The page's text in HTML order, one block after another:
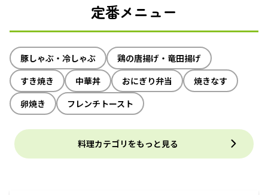
定番メニュー
豚しゃぶ・冷しゃぶ
鶏の唐揚げ・竜田揚げ
すき焼き
中華丼 おにぎり弁当
焼きなす
卵焼き
フレンチトースト
料理カテゴリをもっと見る